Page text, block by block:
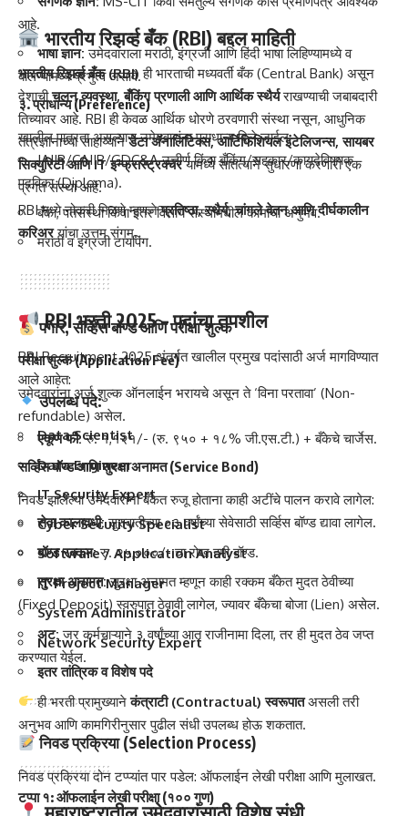
आहे.
भाषा ज्ञान: उमेदवाराला मराठी, इंग्रजी आणि हिंदी भाषा लिहिण्यामध्ये व
बोलण्यामध्ये प्रभुत्व असावे.
३. प्राधान्य (Preference)
खालील पात्रता असल्यास उमेदवारांना प्राधान्य दिले जाईल:
JAIIB/CAIIB/GDC&A उत्तीर्ण किंवा बँकिंग/सहकार/कायदेविषयक
पदविका (Diploma).
बँका, पतसंस्था किंवा इतर वित्तीय संस्थांमधील कामाचा अनुभव.
मराठी व इंग्रजी टायपिंग.
पगार, सर्व्हिस बॉण्ड आणि परीक्षा शुल्क
परीक्षा शुल्क (Application Fee)
उमेदवारांना अर्ज शुल्क ऑनलाईन भरायचे असून ते ‘विना परतावा’ (Non-
refundable) असेल.
एकूण फी:रु. १,१२१/- (रु. ९५० + १८% जी.एस.टी.) + बँकेचे चार्जेस.
सर्व्हिस बॉण्ड आणि सुरक्षा अनामत (Service Bond)
निवड झालेल्या उमेदवारांना बँकेत रुजू होताना काही अटींचे पालन करावे लागेल:
सेवा कालावधी:सुरुवातीच्या ०३ वर्षांच्या सेवेसाठी सर्व्हिस बॉण्ड द्यावा लागेल.
बॉण्ड रक्कम:रु. २५,०००/- चा रोख हमी बॉण्ड.
सुरक्षा अनामत:सुरक्षा अनामत म्हणून काही रक्कम बँकेत मुदत ठेवीच्या
(Fixed Deposit) स्वरुपात ठेवावी लागेल, ज्यावर बँकेचा बोजा (Lien) असेल.
अट:जर कर्मचाऱ्याने ३ वर्षांच्या आत राजीनामा दिला, तर ही मुदत ठेव जप्त
करण्यात येईल.
निवड प्रक्रिया (Selection Process)
निवड प्रक्रिया दोन टप्प्यांत पार पडेल: ऑफलाईन लेखी परीक्षा आणि मुलाखत.
टप्पा १: ऑफलाईन लेखी परीक्षा (१०० गुण)
भारतीय रिझर्व्ह बँक (RBI) बद्दल माहिती
भारतीय रिझर्व्ह बँक (RBI) ही भारताची मध्यवर्ती बँक (Central Bank) असून
देशाचीचलन व्यवस्था, बँकिंग प्रणाली आणि आर्थिक स्थैर्यराखण्याची जबाबदारी
तिच्यावर आहे. RBI ही केवळ आर्थिक धोरणे ठरवणारी संस्था नसून, आधुनिक
तंत्रज्ञानाच्या साहाय्यानेडेटा अ‍ॅनालिटिक्स, आर्टिफिशियल इंटेलिजन्स, सायबर
सिक्युरिटी आणि IT इन्फ्रास्ट्रक्चरयामध्ये सातत्याने सुधारणा करणारी एक
प्रगत संस्था आहे.
RBI मध्ये नोकरी मिळणे म्हणजेप्रतिष्ठा, स्थैर्य, चांगले वेतन आणि दीर्घकालीन
करिअरयांचा उत्तम संगम.
RBI भरती 2025 – पदांचा तपशील
RBI Recruitment 2025 अंतर्गत खालील प्रमुख पदांसाठी अर्ज मागविण्यात
आले आहेत:
उपलब्ध पदे:
Data Scientist
Data Engineer
IT Security Expert
Cyber Security Specialist
Software / Application Analyst
IT Project Manager
System Administrator
Network Security Expert
इतर तांत्रिक व विशेष पदे
ही भरती प्रामुख्यानेकंत्राटी (Contractual) स्वरूपातअसली तरी
अनुभव आणि कामगिरीनुसार पुढील संधी उपलब्ध होऊ शकतात.